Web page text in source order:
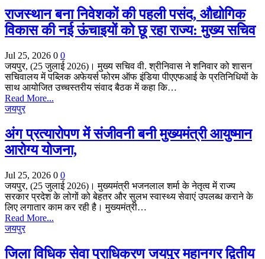
राजस्थान बना निवेशकों की पहली पसंद, औद्योगिक
विकास की नई ऊंचाइयों को छू रहा राज्य: मुख्य सचिव
Jul 25, 2026 0 0
जयपुर, (25 जुलाई 2026)। मुख्य सचिव वी. श्रीनिवास ने शनिवार को शासन
सचिवालय में पब्लिक अफेयर्स फोरम ऑफ इंडिया पीएएफआई के प्रतिनिधियों के
साथ आयोजित उच्चस्तरीय संवाद बैठक में कहा कि…
Read More...
जयपुर
अंग प्रत्यारोपण में संजीवनी बनी मुख्यमंत्री आयुष्मान
आरोग्य योजना,
Jul 25, 2026 0 0
जयपुर, (25 जुलाई 2026)। मुख्यमंत्री भजनलाल शर्मा के नेतृत्व में राज्य
सरकार प्रदेश के लोगों को बेहतर और सुलभ स्वास्थ्य सेवाएं उपलब्ध कराने के
लिए लगातार काम कर रही है। मुख्यमंत्री…
Read More...
जयपुर
जिला विधिक सेवा प्राधिकरण जयपुर महानगर द्वितीय